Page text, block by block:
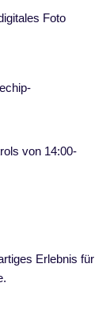
Foto
von 14:00-
Erlebnis für